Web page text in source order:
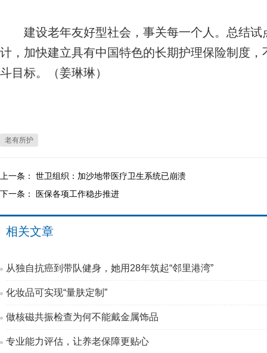
建设老年友好型社会，事关每一个人。总结试
计，加快建立具有中国特色的长期护理保险制度，
斗目标。（姜琳琳）
老有所护
上一条： 世卫组织：加沙地带医疗卫生系统已崩溃
下一条：
医保各项工作稳步推进
相关文章
从独自抗癌到带队健身，她用28年筑起“邻里港湾”
化妆品可实现“量肤定制”
做核磁共振检查为何不能戴金属饰品
专业能力评估，让养老保障更贴心